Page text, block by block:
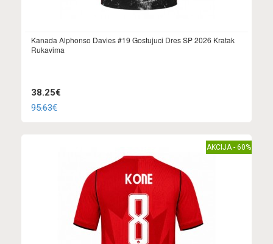
Kanada Alphonso Davies #19 Gostujuci Dres SP 2026 Kratak
Rukavima
38.25€
95.63€
AKCIJA - 60%